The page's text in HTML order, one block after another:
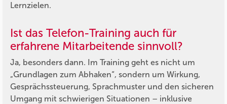
Lernzielen.
Ist das Telefon-Training auch für
erfahrene Mitarbeitende sinnvoll?
Ja, besonders dann. Im Training geht es nicht um
„Grundlagen zum Abhaken“, sondern um Wirkung,
Gesprächssteuerung, Sprachmuster und den sicheren
Umgang mit schwierigen Situationen – inklusive